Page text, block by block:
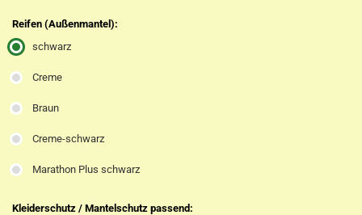
Reifen (Außenmantel):
schwarz
Creme
Braun
Creme-schwarz
Marathon Plus schwarz
Kleiderschutz / Mantelschutz passend: